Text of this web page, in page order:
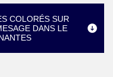
COLORÉS SUR
DANS LE